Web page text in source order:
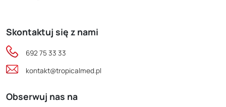
Skontaktuj się z nami
692 75 33 33
kontakt@tropicalmed.pl
Obserwuj nas na